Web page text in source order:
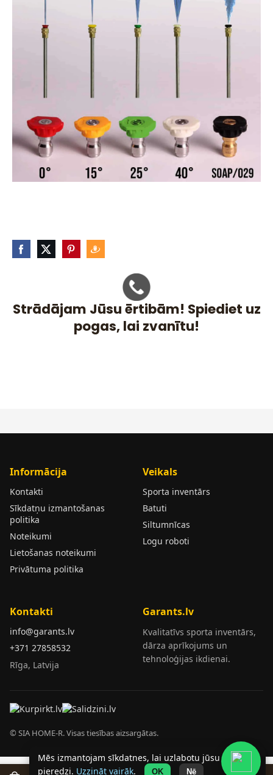
Strādājam Jūsu ērtibām! Spiediet uz
pogas, lai zvanītu!
Informācija
Kontakti
Sīkdatņu izmantošanas
politika
Noteikumi
Lietošanas noteikumi
Privātuma politika
Veikals
Sporta inventārs
Batuti
Siltumnīcas
Logu roboti
Kontakti
info@garants.lv
+371 27858532
Rīga, Latvija
Garants.lv
Kvalitatīvs sporta inventārs,
dārza aprīkojums un
tehnoloģijas ikdienai.
© SIA HOME-R. Visas tiesības aizsargātas.
Mēs izmantojam sīkdatnes, lai uzlabotu jūsu
pieredzi. Uzzināt vairāk. OK Nē